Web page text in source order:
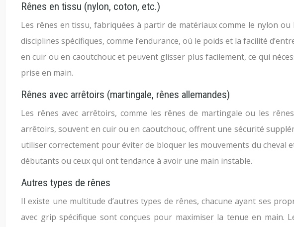
Rênes en tissu (nylon, coton, etc.)
Les rênes en tissu, fabriquées à partir de matériaux comme le nylon
disciplines spécifiques, comme l’endurance, où le poids et la facilité
en cuir ou en caoutchouc et peuvent glisser plus facilement, ce qui
prise en main.
Rênes avec arrêtoirs (martingale, rênes allemandes)
Les rênes avec arrêtoirs, comme les rênes de martingale ou les
arrêtoirs, souvent en cuir ou en caoutchouc, offrent une sécurité
utiliser correctement pour éviter de bloquer les mouvements du cheval
débutants ou ceux qui ont tendance à avoir une main instable.
Autres types de rênes
Il existe une multitude d’autres types de rênes, chacune ayant ses
avec grip spécifique sont conçues pour maximiser la tenue en main.